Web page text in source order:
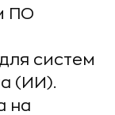
ПО
систем
(ИИ).
на